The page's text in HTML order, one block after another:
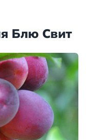
Блю Свит